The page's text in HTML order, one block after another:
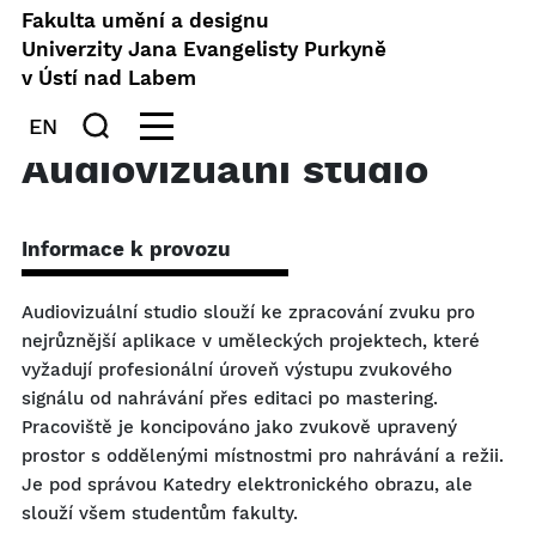
Fakulta umění a designu
Univerzity Jana Evangelisty Purkyně
v Ústí nad Labem
EN
Audiovizuální studio
Informace k provozu
Audiovizuální studio slouží ke zpracování zvuku pro
nejrůznější aplikace v uměleckých projektech, které
vyžadují profesionální úroveň výstupu zvukového
signálu od nahrávání přes editaci po mastering.
Pracoviště je koncipováno jako zvukově upravený
prostor s oddělenými místnostmi pro nahrávání a režii.
Je pod správou Katedry elektronického obrazu, ale
slouží všem studentům fakulty.